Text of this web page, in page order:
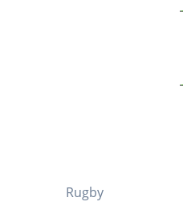
Rugby